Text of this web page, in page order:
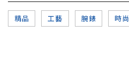
精品 工藝 腕錶 時尚